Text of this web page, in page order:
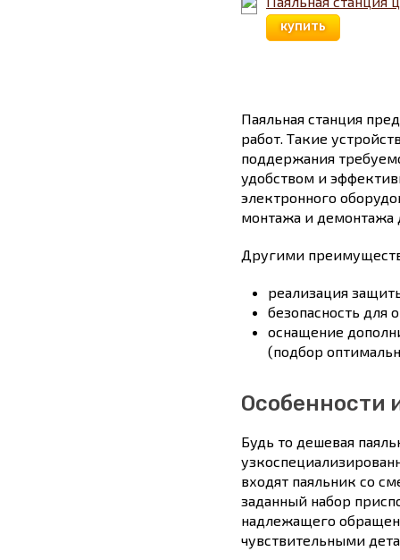
купить
Паяльная станция
работ. Такие
поддержания
удобством и
электронного
монтажа и демонтажа
Другими
реализация
безопасность для
оснащение
(подбор
Особенности
Будь то дешевая
входят паяльник со
заданный набор
надлежащего
чувствительными